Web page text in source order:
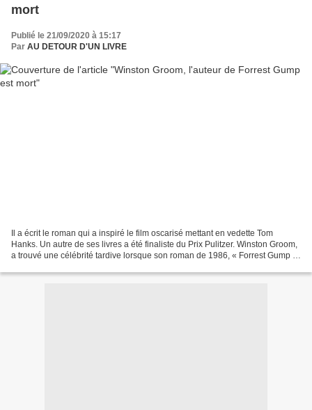
mort
Publié le 21/09/2020 à 15:17
Par AU DETOUR D'UN LIVRE
Il a écrit le roman qui a inspiré le film oscarisé mettant en vedette Tom
Hanks. Un autre de ses livres a été finaliste du Prix Pulitzer. Winston Groom,
a trouvé une célébrité tardive lorsque son roman de 1986, « Forrest Gump »,